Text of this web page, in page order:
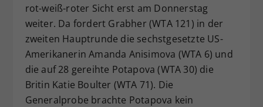
rot-weiß-roter Sicht erst am Donnerstag
weiter. Da fordert Grabher (WTA 121) in der
zweiten Hauptrunde die sechstgesetzte US-
Amerikanerin Amanda Anisimova (WTA 6) und
die auf 28 gereihte Potapova (WTA 30) die
Britin Katie Boulter (WTA 71). Die
Generalprobe brachte Potapova kein